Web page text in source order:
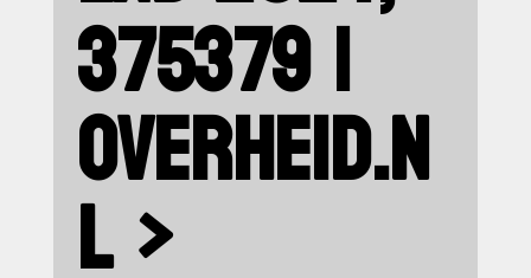
375379 |
OVERHEID.N
L >